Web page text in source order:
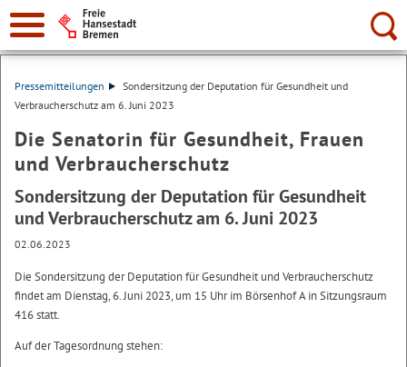
Suche:
Pressemitteilungen
Sondersitzung der Deputation für Gesundheit und
Verbraucherschutz am 6. Juni 2023
Die Senatorin für Gesundheit, Frauen
und Verbraucherschutz
Sondersitzung der Deputation für Gesundheit
und Verbraucherschutz am 6. Juni 2023
02.06.2023
Die Sondersitzung der Deputation für Gesundheit und Verbraucherschutz
findet am Dienstag, 6. Juni 2023, um 15 Uhr im Börsenhof A in Sitzungsraum
416 statt.
Auf der Tagesordnung stehen: